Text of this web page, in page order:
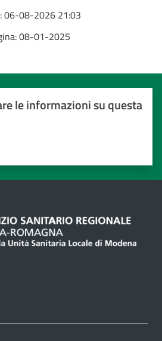
06-08-2026 21:03
08-01-2025
le informazioni su questa
5 stelle su 5
su 5
su 5